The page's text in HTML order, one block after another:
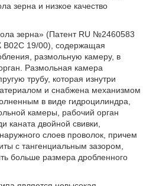
зерна и низкое качество
зерна» (Патент RU №2460583
19/00), содержащая
размольную камеру, в
Размольная камера
трубу, которая изнутри
и снабжена механизмом
в виде гидроцилиндра,
камеры, рабочий орган
каната двойной свивки,
слоев проволок, причем
с тангенциальным зазором,
больше размера дробленного